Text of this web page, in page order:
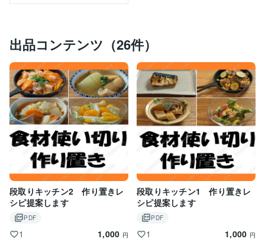
出品コンテンツ（26件）
段取りキッチン2 作り置きレ
シピ提案します
PDF
1 1,000 円
段取りキッチン1 作り置きレ
シピ提案します
PDF
1 1,000 円